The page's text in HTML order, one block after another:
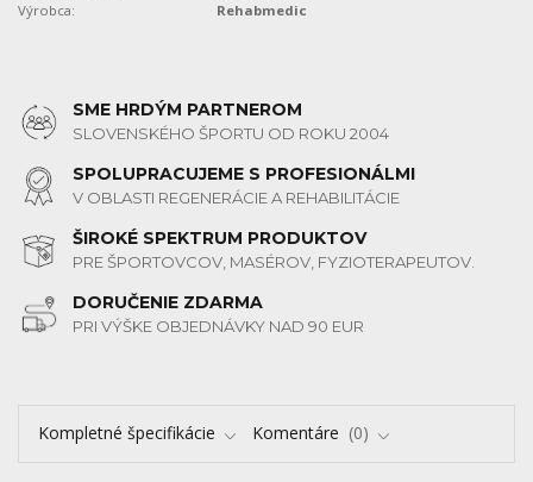
Výrobca:
Rehabmedic
SME HRDÝM PARTNEROM
SLOVENSKÉHO ŠPORTU OD ROKU 2004
SPOLUPRACUJEME S PROFESIONÁLMI
V OBLASTI REGENERÁCIE A REHABILITÁCIE
ŠIROKÉ SPEKTRUM PRODUKTOV
PRE ŠPORTOVCOV, MASÉROV, FYZIOTERAPEUTOV.
DORUČENIE ZDARMA
PRI VÝŠKE OBJEDNÁVKY NAD 90 EUR
Kompletné špecifikácie Komentáre 0